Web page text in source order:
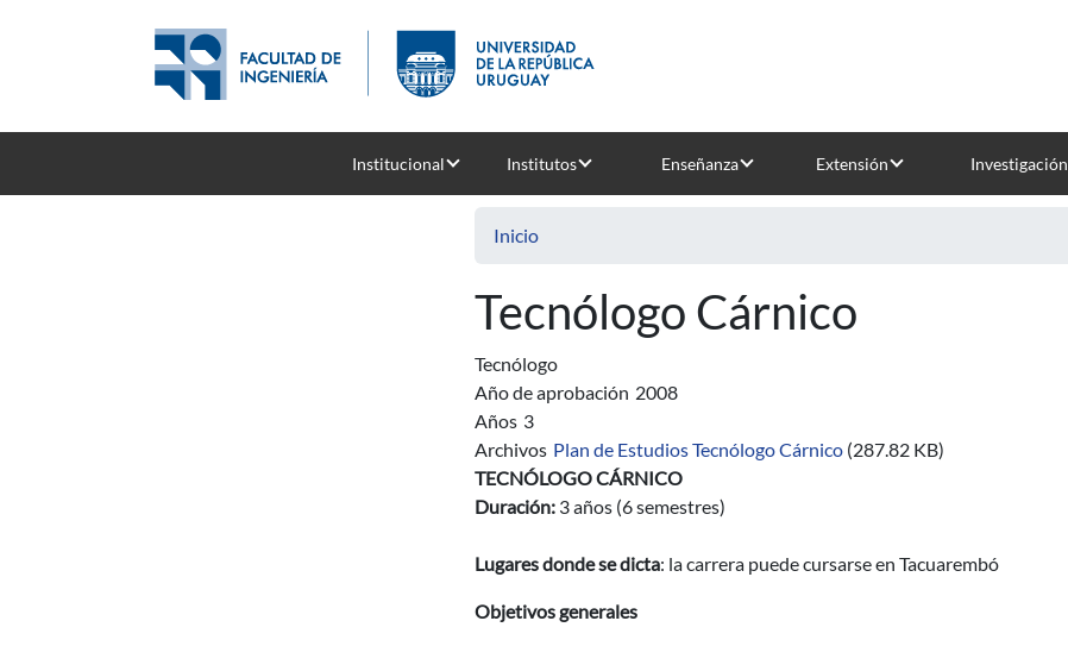
Institucional Institutos Enseñanza Extensión Investigación
Inicio
Tecnólogo Cárnico
Tecnólogo
Año de aprobación 2008
Años 3
Archivos Plan de Estudios Tecnólogo Cárnico (287.82 KB)
TECNÓLOGO CÁRNICO
Duración: 3 años (6 semestres)
Lugares donde se dicta: la carrera puede cursarse en Tacuarembó
Objetivos generales